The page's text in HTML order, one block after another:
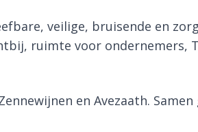
veilige, bruisende en
ruimte voor ondernemers,
en Avezaath.